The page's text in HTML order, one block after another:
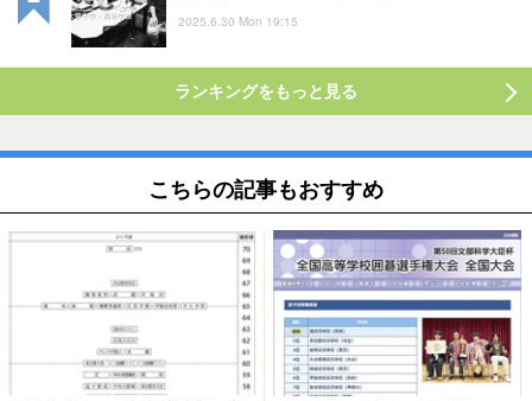
2025.6.30 Mon 19:15
ランキングをもっと見る
こちらの記事もおすすめ